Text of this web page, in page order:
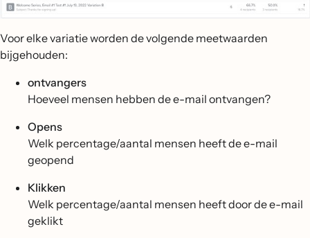
Voor elke variatie worden de volgende meetwaarden
bijgehouden:
ontvangers
Hoeveel mensen hebben de e-mail ontvangen?
Opens
Welk percentage/aantal mensen heeft de e-mail
geopend
Klikken
Welk percentage/aantal mensen heeft door de e-mail
geklikt